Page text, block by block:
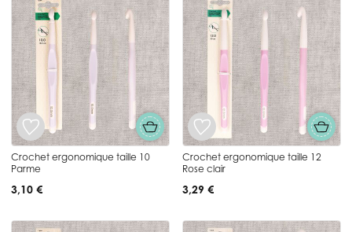
Crochet ergonomique taille 10
Parme
3,10 €
Crochet ergonomique taille 12
Rose clair
3,29 €